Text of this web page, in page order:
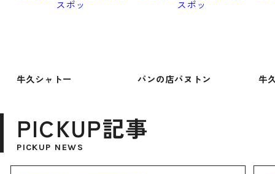
牛久シャトー パンの店パヌトン 牛
PICKUP記事
PICKUP NEWS